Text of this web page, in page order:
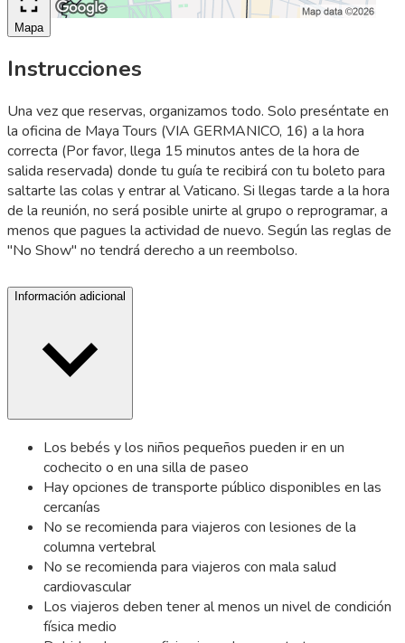
Mapa
Instrucciones
Una vez que reservas, organizamos todo. Solo preséntate en
la oficina de Maya Tours (VIA GERMANICO, 16) a la hora
correcta (Por favor, llega 15 minutos antes de la hora de
salida reservada) donde tu guía te recibirá con tu boleto para
saltarte las colas y entrar al Vaticano. Si llegas tarde a la hora
de la reunión, no será posible unirte al grupo o reprogramar, a
menos que pagues la actividad de nuevo. Según las reglas de
"No Show" no tendrá derecho a un reembolso.
Información adicional
Los bebés y los niños pequeños pueden ir en un
cochecito o en una silla de paseo
Hay opciones de transporte público disponibles en las
cercanías
No se recomienda para viajeros con lesiones de la
columna vertebral
No se recomienda para viajeros con mala salud
cardiovascular
Los viajeros deben tener al menos un nivel de condición
física medio